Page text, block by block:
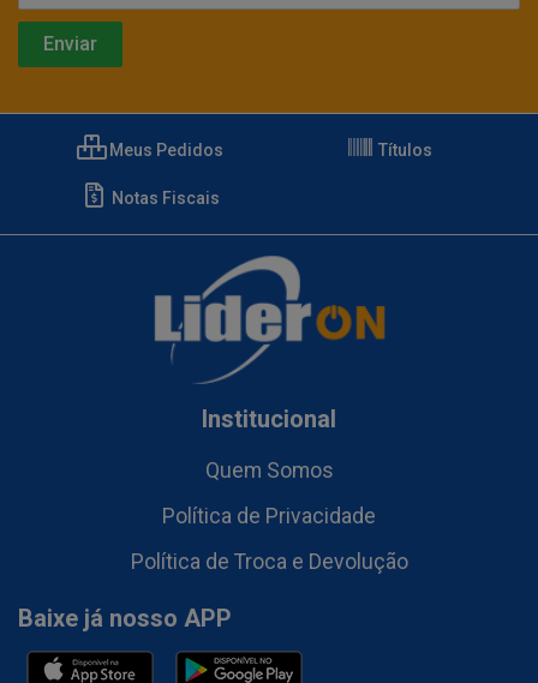
Meus Pedidos Títulos
Notas Fiscais
Institucional
Quem Somos
Política de Privacidade
Política de Troca e Devolução
Baixe já nosso APP